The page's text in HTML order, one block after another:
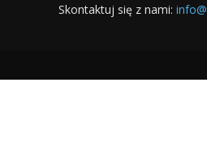
Skontaktuj się z nami: